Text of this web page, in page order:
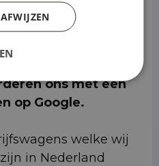
ons met een
op Google.
welke wij
in Nederland